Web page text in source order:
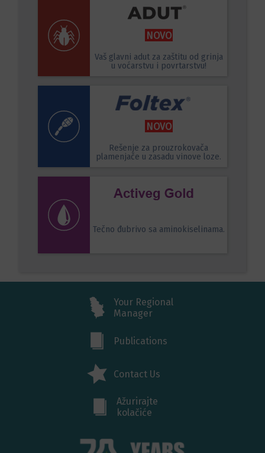
NOVO
Vaš glavni adut za zaštitu od grinja
u voćarstvu i povrtarstvu!
NOVO
Rešenje za prouzrokovača
plamenjače u zasadu vinove loze.
Tečno đubrivo sa aminokiselinama.
Your Regional
Manager
Publications
Contact Us
Ažurirajte
kolačiće